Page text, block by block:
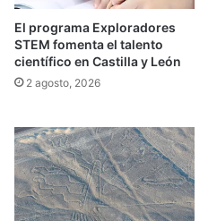
El programa Exploradores
STEM fomenta el talento
científico en Castilla y León
2 agosto, 2026